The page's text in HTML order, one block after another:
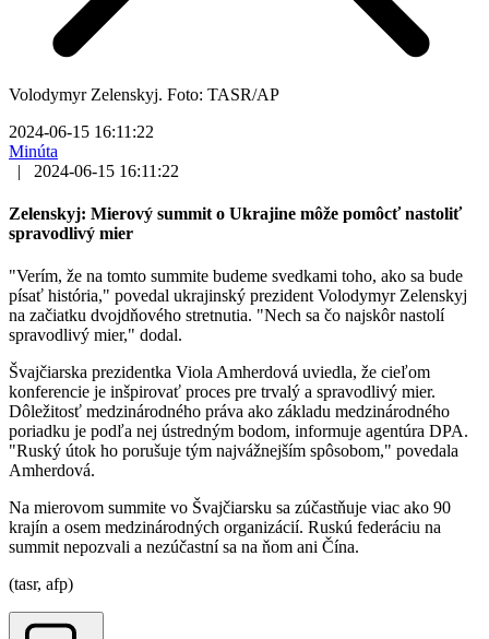
Volodymyr Zelenskyj. Foto: TASR/AP
2024-06-15 16:11:22
Minúta
|
2024-06-15 16:11:22
Zelenskyj: Mierový summit o Ukrajine môže pomôcť nastoliť
spravodlivý mier
"Verím, že na tomto summite budeme svedkami toho, ako sa bude
písať história," povedal ukrajinský prezident Volodymyr Zelenskyj
na začiatku dvojdňového stretnutia. "Nech sa čo najskôr nastolí
spravodlivý mier," dodal.
Švajčiarska prezidentka Viola Amherdová uviedla, že cieľom
konferencie je inšpirovať proces pre trvalý a spravodlivý mier.
Dôležitosť medzinárodného práva ako základu medzinárodného
poriadku je podľa nej ústredným bodom, informuje agentúra DPA.
"Ruský útok ho porušuje tým najvážnejším spôsobom," povedala
Amherdová.
Na mierovom summite vo Švajčiarsku sa zúčastňuje viac ako 90
krajín a osem medzinárodných organizácií. Ruskú federáciu na
summit nepozvali a nezúčastní sa na ňom ani Čína.
(tasr, afp)